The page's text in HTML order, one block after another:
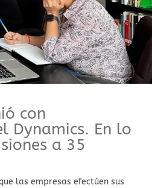
con
Dynamics. En lo
a 35
las empresas efectúen sus